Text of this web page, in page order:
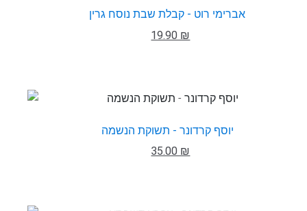
אברימי רוט - קבלת שבת נוסח גרין
19.90 ₪
יוסף קרדונר - תשוקת הנשמה
35.00 ₪